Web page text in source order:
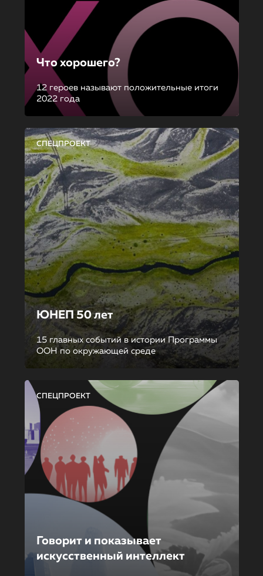
Что хорошего?
12 героев называют положительные итоги
2022 года
СПЕЦПРОЕКТ
ЮНЕП 50 лет
15 главных событий в истории Программы
ООН по окружающей среде
СПЕЦПРОЕКТ
Говорит и показывает
искусственный интеллект